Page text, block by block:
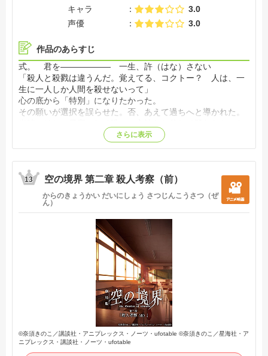
キャラ
3.0
声優
3.0
作品のあらすじ
式。 君を―――――― 一生、許（はな）さない
「殺人と殺戮は違うんだ。覚えてる、コクトー？ 人は、一
生に一人しか人間を殺せないって」
心の底から「特別」になりたかった。
その願いが選択を誤らせた。否、あえて過ちへと導かれた。
翌1996年、彼女は眠りに堕ちる。しかし、仄暗く芽生えた思
いは、人知れず育まれ続けていた。
その二年後の1998年。彼女は目覚め、新たな時を刻み出す。
同時に、彼女を得る為の思惑も人知れず蠢いて…………今、4
年後の1999年。
彼女をとらえる全ての仕掛けは破綻した、はず、だった。し
かし、歯車は狂い出す。
4年ぶりに繰り返される通り魔殺人。夜ごと行われる人殺し
は、彼女の内に潜む殺人衝動と、もう何処にもいない「織」
を否応なく思い出させていた。
殺している、のは果たして「誰」だろう。
だからこそ、再び彼女は夜の街を徘徊し。
それゆえに、彼は彼女のために夜を往く。
殺人と殺戮の違い、特別である事と普通である事の違い、狂
気と正気の違い、その正誤ではなく己の在りようだけが大切
だったはずなのに、比べる事に囚われて――――――。
望んだのは、とても当たり前に大切な人と当たり前に生きて
さらに表示
13 空の境界 第二章 殺人考察（前）
からのきょうかい だいにしょう さつじんこうさつ（ぜ
ん）
©奈須きのこ／講談社・アニプレックス・ノーツ・ufotable ©奈須きのこ／星海社・ア
ニプレックス・講談社・ノーツ・ufotable